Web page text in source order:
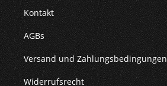
Kontakt
AGBs
Versand und Zahlungsbedingungen
Widerrufsrecht